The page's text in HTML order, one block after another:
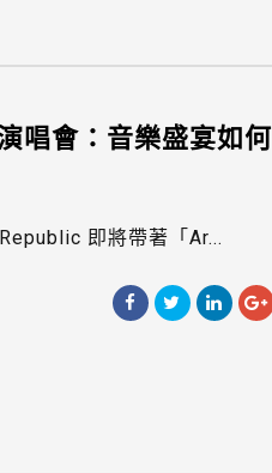
唱會：音樂盛宴如何
即將帶著「Ar...